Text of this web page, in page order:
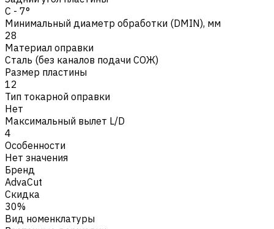
C - 7°
Минимальный диаметр обработки (DMIN), мм
28
Материал оправки
Сталь (без каналов подачи СОЖ)
Размер пластины
12
Тип токарной оправки
Нет
Максимальный вылет L/D
4
Особенности
Нет значения
Бренд
AdvaCut
Скидка
30%
Вид номенклатуры